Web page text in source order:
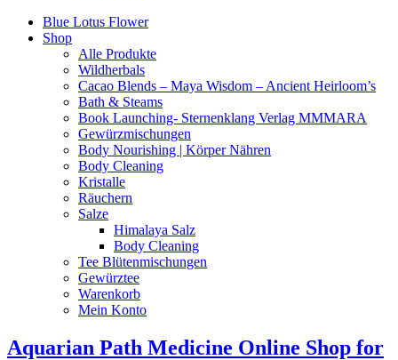
Blue Lotus Flower
Shop
Alle Produkte
Wildherbals
Cacao Blends – Maya Wisdom – Ancient Heirloom’s
Bath & Steams
Book Launching- Sternenklang Verlag MMMARA
Gewürzmischungen
Body Nourishing | Körper Nähren
Body Cleaning
Kristalle
Räuchern
Salze
Himalaya Salz
Body Cleaning
Tee Blütenmischungen
Gewürztee
Warenkorb
Mein Konto
Aquarian Path Medicine Online Shop for